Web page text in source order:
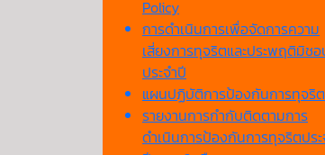
Policy
การดำเนินการเพื่อจัดการความ
เสี่ยงการทุจริตและประพฤติมิช
ประจำปี
แผนปฏิบัติการป้องกันการทุจริต
รายงานการกำกับติดตามการ
ดำเนินการป้องกันการทุจริตประ